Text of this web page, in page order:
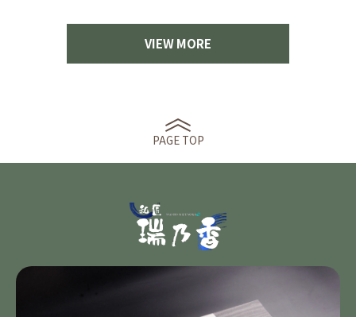
VIEW MORE
PAGE TOP